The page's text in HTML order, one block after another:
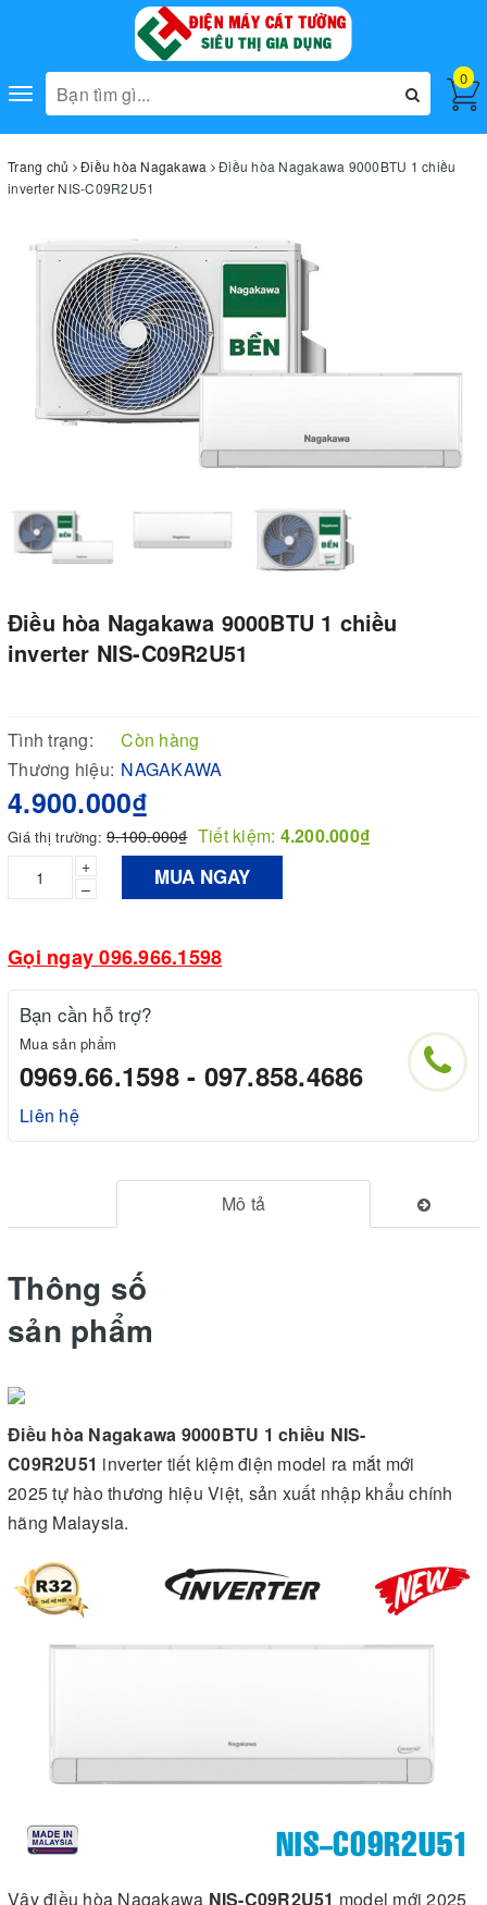
Toggle
navigation
0
Trang chủ Điều hòa Nagakawa
Điều hòa Nagakawa 9000BTU 1 chiều
inverter NIS-C09R2U51
Điều hòa Nagakawa 9000BTU 1 chiều
inverter NIS-C09R2U51
Tình trạng:
Còn hàng
Thương hiệu: NAGAKAWA
4.900.000₫
Giá thị trường: 9.100.000₫ Tiết kiệm: 4.200.000₫
+
–
MUA NGAY
Gọi ngay 096.966.1598
Bạn cần hỗ trợ?
Mua sản phẩm
0969.66.1598 - 097.858.4686
Liên hệ
Mô tả
Thông số
sản phẩm
Điều hòa Nagakawa 9000BTU 1 chiều NIS-
C09R2U51 inverter tiết kiệm điện model ra mắt mới
2025 tự hào thương hiệu Việt, sản xuất nhập khẩu chính
hãng Malaysia.
Vậy điều hòa Nagakawa NIS-C09R2U51 model mới 2025